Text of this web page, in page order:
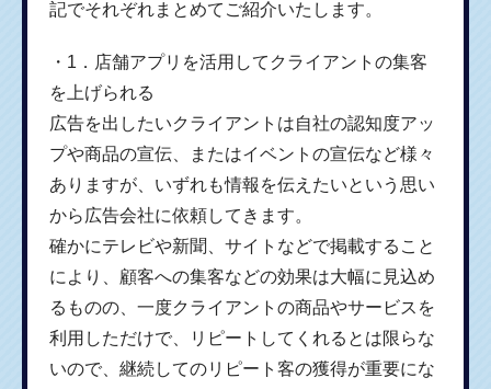
記でそれぞれまとめてご紹介いたします。
・1．店舗アプリを活用してクライアントの集客
を上げられる
広告を出したいクライアントは自社の認知度アッ
プや商品の宣伝、またはイベントの宣伝など様々
ありますが、いずれも情報を伝えたいという思い
から広告会社に依頼してきます。
確かにテレビや新聞、サイトなどで掲載すること
により、顧客への集客などの効果は大幅に見込め
るものの、一度クライアントの商品やサービスを
利用しただけで、リピートしてくれるとは限らな
いので、継続してのリピート客の獲得が重要にな